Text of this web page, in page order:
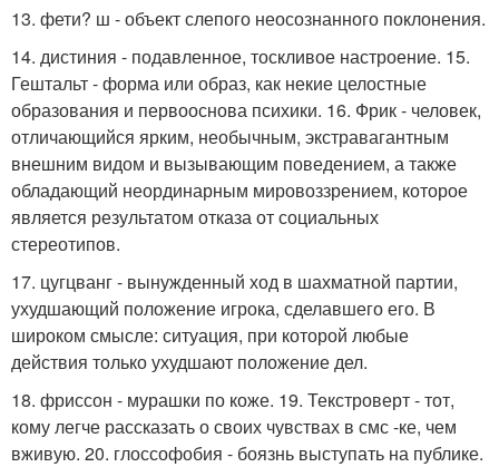
13. фети? ш - объект слепого неосознанного поклонения.
14. дистиния - подавленное, тоскливое настроение. 15.
Гештальт - форма или образ, как некие целостные
образования и первооснова психики. 16. Фрик - человек,
отличающийся ярким, необычным, экстравагантным
внешним видом и вызывающим поведением, а также
обладающий неординарным мировоззрением, которое
является результатом отказа от социальных
стереотипов.
17. цугцванг - вынужденный ход в шахматной партии,
ухудшающий положение игрока, сделавшего его. В
широком смысле: ситуация, при которой любые
действия только ухудшают положение дел.
18. фриссон - мурашки по коже. 19. Текстроверт - тот,
кому легче рассказать о своих чувствах в смс -ке, чем
вживую. 20. глоссофобия - боязнь выступать на публике.